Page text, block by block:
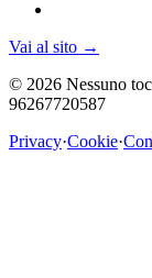
Vai al sito →
© 2026 Nessuno
96267720587
Privacy·Cookie·